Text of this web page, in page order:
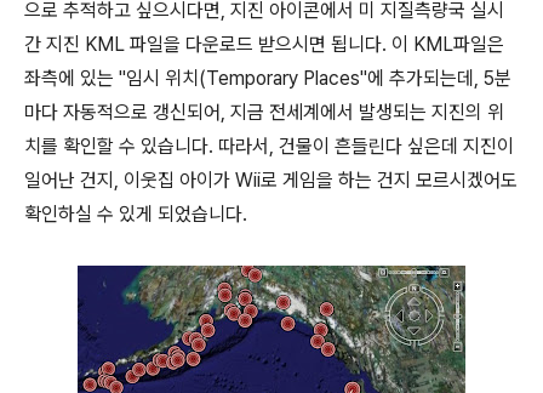
으로 추적하고 싶으시다면, 지진 아이콘에서 미 지질측량국 실시
간 지진 KML 파일을 다운로드 받으시면 됩니다. 이 KML파일은
좌측에 있는 "임시 위치(Temporary Places"에 추가되는데, 5분
마다 자동적으로 갱신되어, 지금 전세계에서 발생되는 지진의 위
치를 확인할 수 있습니다. 따라서, 건물이 흔들린다 싶은데 지진이
일어난 건지, 이웃집 아이가 Wii로 게임을 하는 건지 모르시겠어도
확인하실 수 있게 되었습니다.